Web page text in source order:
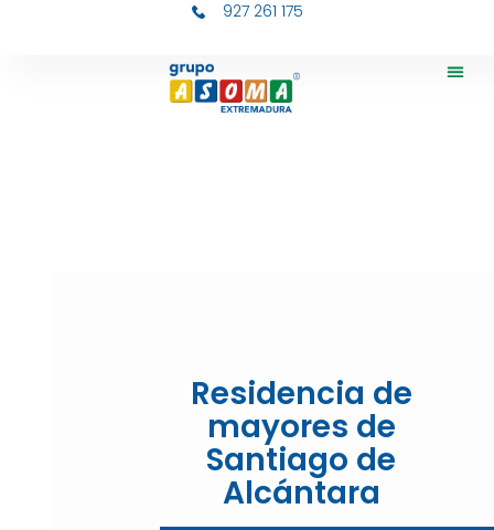
927 261 175
Residencia de
mayores de
Santiago de
Alcántara